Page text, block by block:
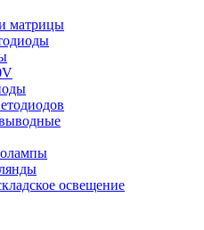
матрицы
освещение